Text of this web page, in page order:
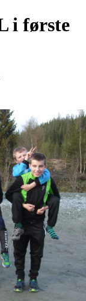
i første